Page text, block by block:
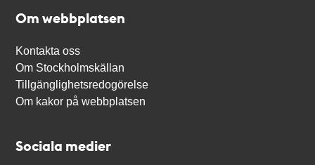
Om webbplatsen
Kontakta oss
Om Stockholmskällan
Tillgänglighetsredogörelse
Om kakor på webbplatsen
Sociala medier